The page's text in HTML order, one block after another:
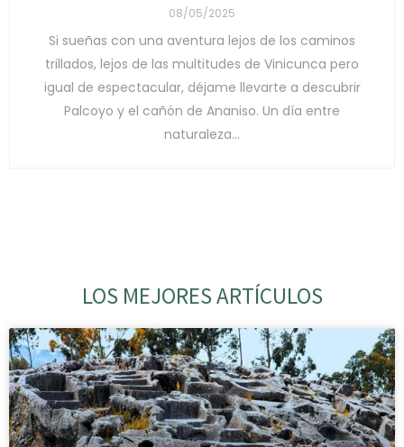
08/05/2025
Si sueñas con una aventura lejos de los caminos
trillados, lejos de las multitudes de Vinicunca pero
igual de espectacular, déjame llevarte a descubrir
Palcoyo y el cañón de Ananiso. Un día entre
naturaleza...
LOS MEJORES ARTÍCULOS